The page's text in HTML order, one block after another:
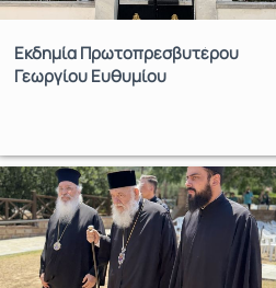
Εκδημία Πρωτοπρεσβυτέρου
Γεωργίου Ευθυμίου